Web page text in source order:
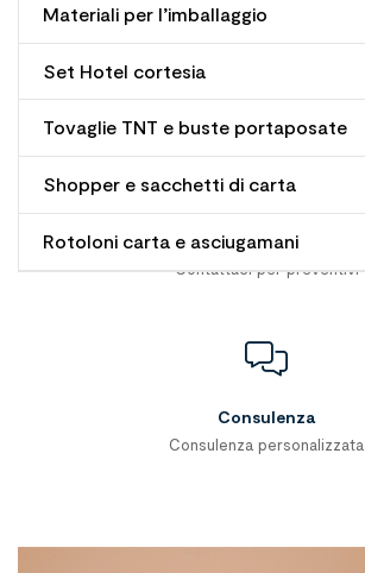
Materiali per l’imballaggio
Set Hotel cortesia
Tovaglie TNT e buste portaposate
Shopper e sacchetti di carta
Rotoloni carta e asciugamani
Pagamenti Sicuri
Prezzi Da Ingrosso
Contattaci per preventivi
Consulenza
Consulenza personalizzata